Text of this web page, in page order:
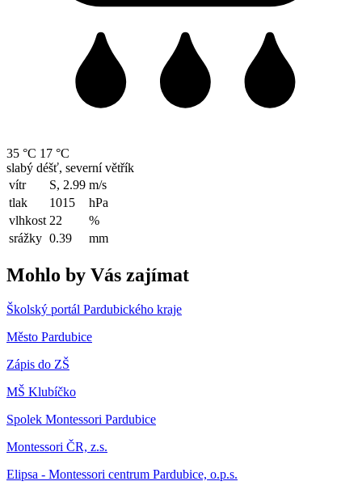
35 °C 17 °C
slabý déšť, severní větřík
vítr
S, 2.99 m/s
tlak
1015
hPa
vlhkost 22
%
srážky 0.39 mm
Mohlo by Vás zajímat
Školský portál Pardubického kraje
Město Pardubice
Zápis do ZŠ
MŠ Klubíčko
Spolek Montessori Pardubice
Montessori ČR, z.s.
Elipsa - Montessori centrum Pardubice, o.p.s.